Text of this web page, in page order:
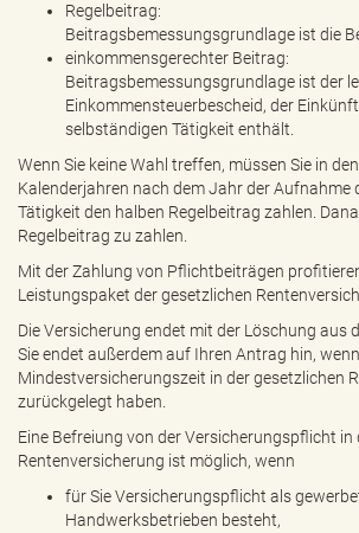
Regelbeitrag:
Beitragsbemessungsgrundlage ist die
einkommensgerechter Beitrag:
Beitragsbemessungsgrundlage ist der
Einkommensteuerbescheid, der
selbständigen Tätigkeit enthält.
Wenn Sie keine Wahl treffen, müssen Sie in
Kalenderjahren nach dem Jahr der Aufnahme
Tätigkeit den halben Regelbeitrag zahlen.
Regelbeitrag zu zahlen.
Mit der Zahlung von Pflichtbeiträgen
Leistungspaket der gesetzlichen
Die Versicherung endet mit der Löschung aus
Sie endet außerdem auf Ihren Antrag hin,
Mindestversicherungszeit in der gesetzlichen
zurückgelegt haben.
Eine Befreiung von der Versicherungspflicht in
Rentenversicherung ist möglich, wenn
für Sie Versicherungspflicht als
Handwerksbetrieben besteht,